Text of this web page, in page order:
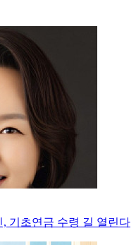
기초연금 수령 길 열린다